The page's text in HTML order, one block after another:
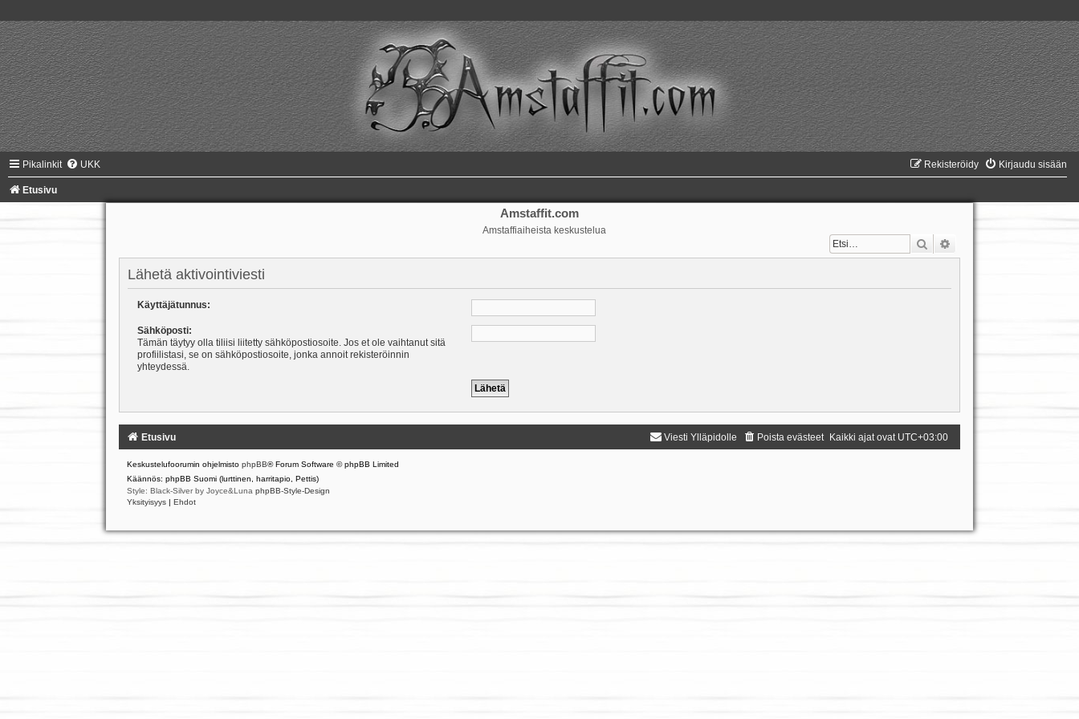
Pikalinkit UKK Kirjaudu sisään
Rekisteröidy
Etusivu
Amstaffit.com
Amstaffiaiheista keskustelua
Etsi
Lähetä aktivointiviesti
Käyttäjätunnus:
Sähköposti:
Tämän täytyy olla tiliisi liitetty sähköpostiosoite. Jos et ole vaihtanut sitä
profiilistasi, se on sähköpostiosoite, jonka annoit rekisteröinnin
yhteydessä.
Etusivu Kaikki ajat ovat UTC+03:00
Poista evästeet
Viesti Ylläpidolle
Keskustelufoorumin ohjelmisto phpBB® Forum Software © phpBB Limited
Käännös: phpBB Suomi (lurttinen, harritapio, Pettis)
Style: Black-Silver by Joyce&Luna phpBB-Style-Design
Yksityisyys | Ehdot